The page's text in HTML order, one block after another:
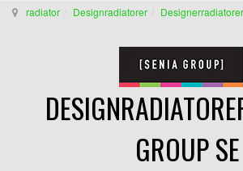
radiator Designradiatorer Designerradiatorer
GROUP SE